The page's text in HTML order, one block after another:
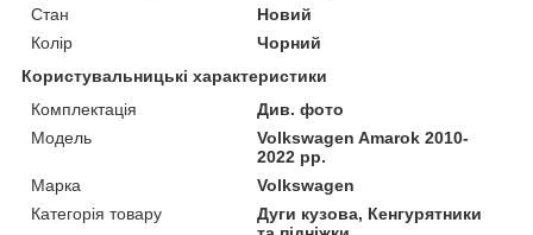
Стан
Новий
Колір
Чорний
Користувальницькі характеристики
Комплектація
Див. фото
Мoдель
Volkswagen Amarok 2010-
2022 рр.
Марка
Volkswagen
Категорія товару
Дуги кузова, Кенгурятники